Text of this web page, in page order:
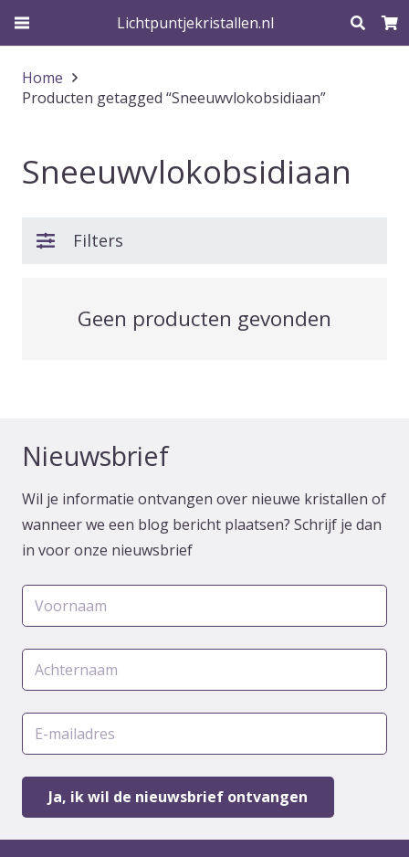
Lichtpuntjekristallen.nl
Home
Producten getagged “Sneeuwvlokobsidiaan”
Sneeuwvlokobsidiaan
Filters
Geen producten gevonden
Nieuwsbrief
Wil je informatie ontvangen over nieuwe kristallen of
wanneer we een blog bericht plaatsen? Schrijf je dan
in voor onze nieuwsbrief